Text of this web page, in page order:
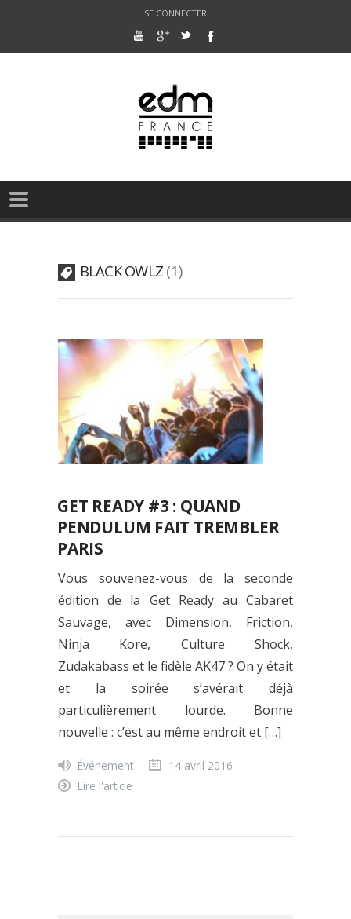
SE CONNECTER
BLACK OWLZ 1
GET READY #3 : QUAND
PENDULUM FAIT TREMBLER
PARIS
Vous souvenez-vous de la seconde
édition de la Get Ready au Cabaret
Sauvage, avec Dimension, Friction,
Ninja Kore, Culture Shock,
Zudakabass et le fidèle AK47 ? On y était
et la soirée s’avérait déjà
particulièrement lourde. Bonne
nouvelle : c’est au même endroit et […]
Événement
14 avril 2016
Lire l'article